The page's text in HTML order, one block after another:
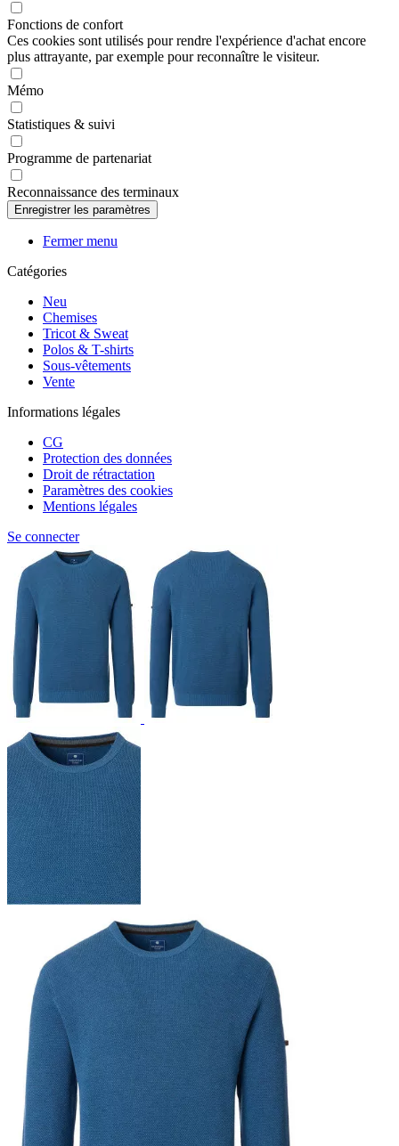
Fonctions de confort
Ces cookies sont utilisés pour rendre l'expérience d'achat encore
plus attrayante, par exemple pour reconnaître le visiteur.
Mémo
Statistiques & suivi
Programme de partenariat
Reconnaissance des terminaux
Fermer menu
Catégories
Neu
Chemises
Tricot & Sweat
Polos & T-shirts
Sous-vêtements
Vente
Informations légales
CG
Protection des données
Droit de rétractation
Paramètres des cookies
Mentions légales
Se connecter